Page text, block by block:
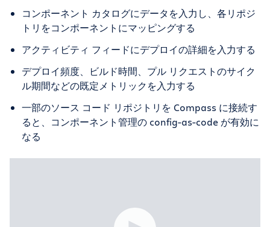
コンポーネント カタログにデータを入力し、各リポジ
トリをコンポーネントにマッピングする
アクティビティ フィードにデプロイの詳細を入力する
デプロイ頻度、ビルド時間、プル リクエストのサイク
ル期間などの既定メトリックを入力する
一部のソース コード リポジトリを Compass に接続す
ると、コンポーネント管理の config-as-code が有効に
なる